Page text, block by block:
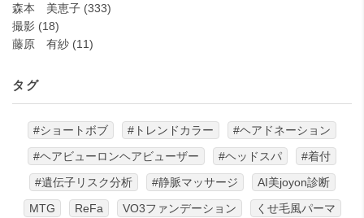
森本 美恵子 (333)
撮影 (18)
藤原 有紗 (11)
タグ
#ショートボブ #トレンドカラー
#ヘアドネーション
#ヘアビューロンヘアビューザー
#ヘッドスパ
#着付
#遺伝子リスク分析
#静脈マッサージ
AI美joyon診断
MTG
ReFa VO3ファンデーション
くせ毛風パーマ